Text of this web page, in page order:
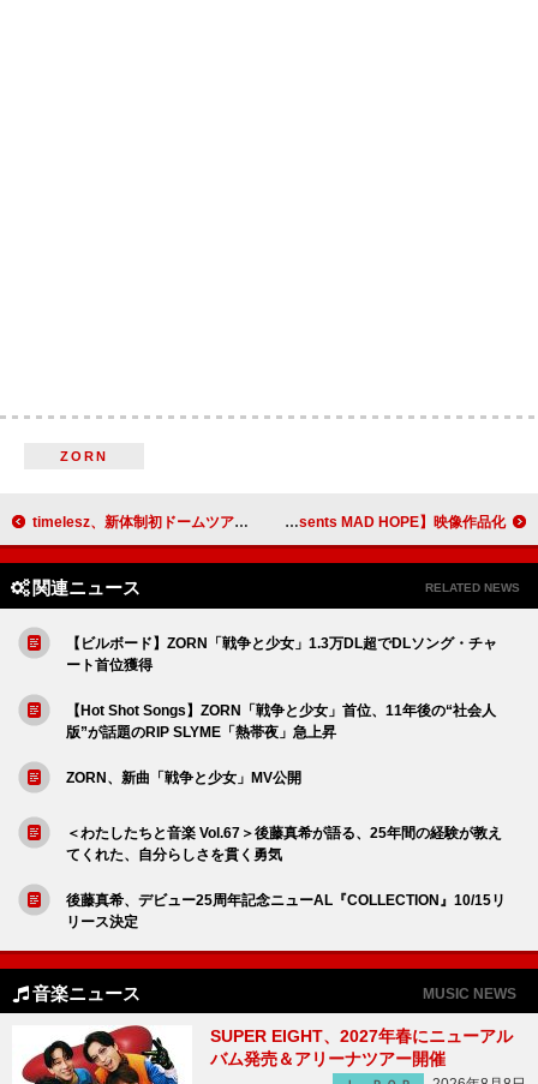
ZORN
timelesz、新体制初ドームツアー映像作品のジャケット公開 星野源、全国ツアー【Gen Hoshino presents MAD HOPE】映像作品化
関連ニュース RELATED NEWS
【ビルボード】ZORN「戦争と少女」1.3万DL超でDLソング・チャ
ート首位獲得
【Hot Shot Songs】ZORN「戦争と少女」首位、11年後の“社会人
版”が話題のRIP SLYME「熱帯夜」急上昇
ZORN、新曲「戦争と少女」MV公開
＜わたしたちと音楽 Vol.67＞後藤真希が語る、25年間の経験が教え
てくれた、自分らしさを貫く勇気
後藤真希、デビュー25周年記念ニューAL『COLLECTION』10/15リ
リース決定
音楽ニュース MUSIC NEWS
SUPER EIGHT、2027年春にニューアル
バム発売＆アリーナツアー開催